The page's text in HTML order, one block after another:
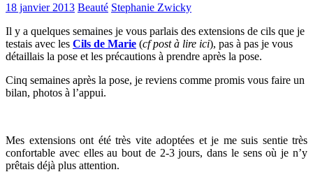
18 janvier 2013 Beauté Stephanie Zwicky
Il y a quelques semaines je vous parlais des extensions de cils que je
testais avec les Cils de Marie (cf post à lire ici), pas à pas je vous
détaillais la pose et les précautions à prendre après la pose.
Cinq semaines après la pose, je reviens comme promis vous faire un
bilan, photos à l’appui.
Mes extensions ont été très vite adoptées et je me suis sentie très
confortable avec elles au bout de 2-3 jours, dans le sens où je n’y
prêtais déjà plus attention.